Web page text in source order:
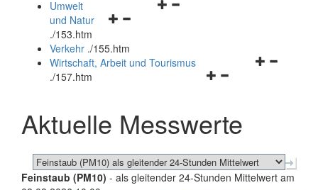
Navigationsmenü
Navigationsmenü
und
schließen
Umwelt
und Natur
./153.htm
Verkehr ./155.htm
Navigationsmenü
schließen
Wirtschaft, Arbeit und Tourismus
./157.htm
Aktuelle Messwerte
Feinstaub (PM10) - als gleitender 24-Stunden Mittelwert am